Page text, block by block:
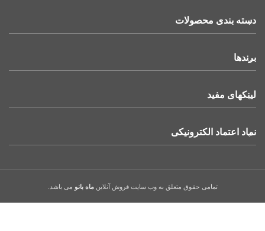
دسته بندی محصولات
برندها
لینکهای مفید
نماد اعتماد الکترونیکی
تمامی حقوق متعلق به وب سایت فروش آنلاین ماه بانو می باشد.